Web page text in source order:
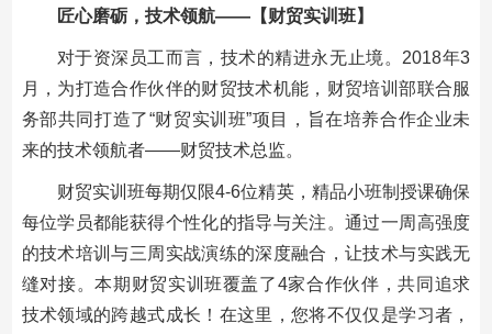
匠心磨砺，技术领航——【财贸实训班】
对于资深员工而言，技术的精进永无止境。2018年3
月，为打造合作伙伴的财贸技术机能，财贸培训部联合服
务部共同打造了“财贸实训班”项目，旨在培养合作企业未
来的技术领航者——财贸技术总监。
财贸实训班每期仅限4-6位精英，精品小班制授课确保
每位学员都能获得个性化的指导与关注。通过一周高强度
的技术培训与三周实战演练的深度融合，让技术与实践无
缝对接。本期财贸实训班覆盖了4家合作伙伴，共同追求
技术领域的跨越式成长！在这里，您将不仅仅是学习者，